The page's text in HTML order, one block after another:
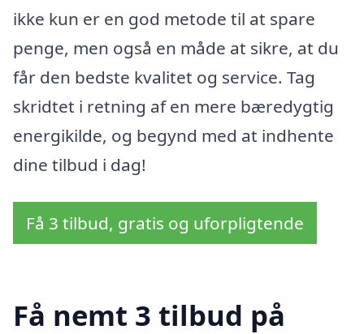
ikke kun er en god metode til at spare
penge, men også en måde at sikre, at du
får den bedste kvalitet og service. Tag
skridtet i retning af en mere bæredygtig
energikilde, og begynd med at indhente
dine tilbud i dag!
Få 3 tilbud, gratis og uforpligtende
Få nemt 3 tilbud på